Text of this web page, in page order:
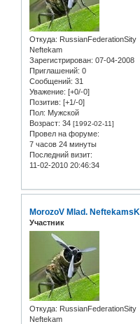
Откуда: RussianFederationSity
Neftekam
Зарегистрирован: 07-04-2008
Приглашений: 0
Сообщений: 31
Уважение: [+0/-0]
Позитив: [+1/-0]
Пол: Мужской
Возраст: 34 [1992-02-11]
Провел на форуме:
7 часов 24 минуты
Последний визит:
11-02-2010 20:46:34
MorozoV Mlad. NeftekamsK
Участник
Откуда: RussianFederationSity
Neftekam